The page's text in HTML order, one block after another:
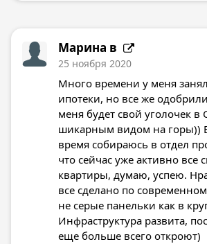
Марина в
25 ноября 2020
Много времени у меня
ипотеки, но все же
меня будет свой уголочек в
шикарным видом на горы))
время собираюсь в отдел
что сейчас уже активно все
квартиры, думаю, успею.
все сделано по
не серые панельки как в
Инфраструктура развита,
еще больше всего откроют)